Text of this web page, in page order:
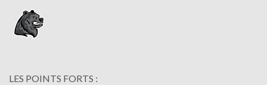
LES POINTS FORTS :